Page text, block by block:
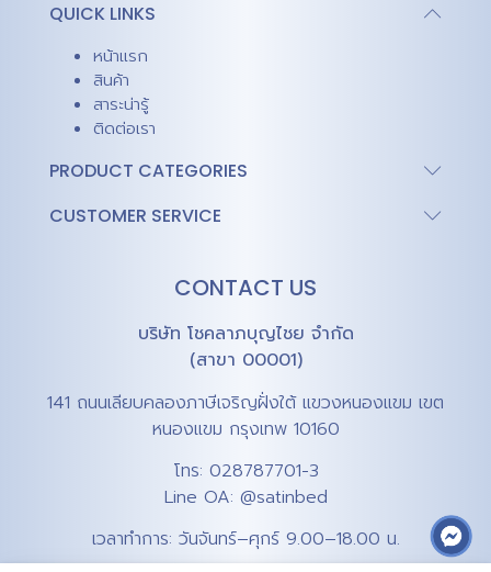
QUICK LINKS
หน้าแรก
สินค้า
สาระน่ารู้
ติดต่อเรา
PRODUCT CATEGORIES
CUSTOMER SERVICE
CONTACT US
บริษัท โชคลาภบุญไชย จำกัด
(สาขา 00001)
141 ถนนเลียบคลองภาษีเจริญฝั่งใต้ แขวงหนองแขม เขต
หนองแขม กรุงเทพ 10160
โทร: 028787701-3
Line OA: @satinbed
เวลาทำการ: วันจันทร์–ศุกร์ 9.00–18.00 น.